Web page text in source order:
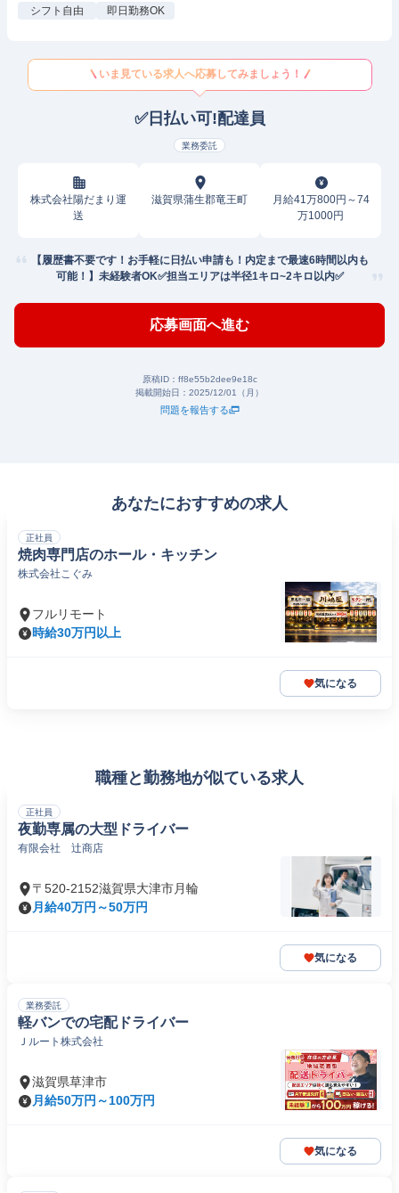
シフト自由 即日勤務OK
いま見ている求人へ応募してみましょう！
✅日払い可!配達員
業務委託
株式会社陽だまり運
送
滋賀県蒲生郡竜王町
月給41万800円～74
万1000円
【履歴書不要です！お手軽に日払い申請も！内定まで最速6時間以内も
可能！】未経験者OK✅担当エリアは半径1キロ~2キロ以内✅
応募画面へ進む
原稿ID： ff8e55b2dee9e18c
掲載開始日： 2025/12/01（月）
問題を報告する
あなたにおすすめの求人
正社員
焼肉専門店のホール・キッチン
株式会社こぐみ
フルリモート
時給30万円以上
気になる
職種と勤務地が似ている求人
正社員
夜勤専属の大型ドライバー
有限会社 辻商店
〒520-2152滋賀県大津市月輪
月給40万円～50万円
気になる
業務委託
軽バンでの宅配ドライバー
Ｊルート株式会社
滋賀県草津市
月給50万円～100万円
気になる